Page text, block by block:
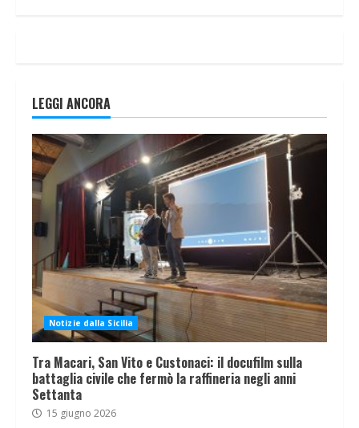
LEGGI ANCORA
Notizie dalla Sicilia
Tra Macari, San Vito e Custonaci: il docufilm sulla
battaglia civile che fermò la raffineria negli anni
Settanta
15 giugno 2026